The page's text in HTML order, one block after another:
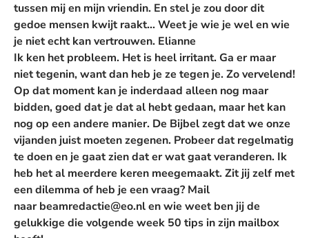
tussen mij en mijn vriendin. En stel je zou door dit
gedoe mensen kwijt raakt... Weet je wie je wel en wie
je niet echt kan vertrouwen. Elianne
Ik ken het probleem. Het is heel irritant. Ga er maar
niet tegenin, want dan heb je ze tegen je. Zo vervelend!
Op dat moment kan je inderdaad alleen nog maar
bidden, goed dat je dat al hebt gedaan, maar het kan
nog op een andere manier. De Bijbel zegt dat we onze
vijanden juist moeten zegenen. Probeer dat regelmatig
te doen en je gaat zien dat er wat gaat veranderen. Ik
heb het al meerdere keren meegemaakt.Zit jij zelf met
een dilemma of heb je een vraag? Mail
naar beamredactie@eo.nlen wie weet ben jij de
gelukkige die volgende week 50 tips in zijn mailbox